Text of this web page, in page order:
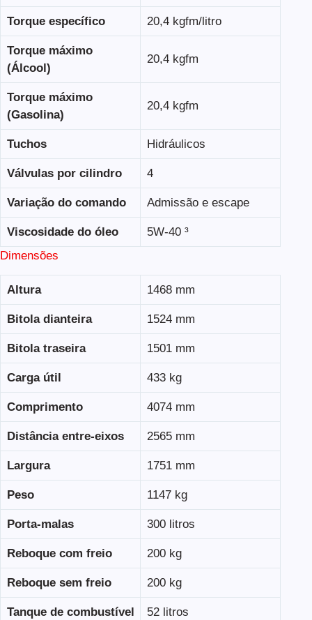
Torque específico 20,4 kgfm/litro
Torque máximo
(Álcool)
20,4 kgfm
Torque máximo
(Gasolina)
20,4 kgfm
Tuchos Hidráulicos
Válvulas por cilindro 4
Variação do comando Admissão e escape
Viscosidade do óleo
5W-40 ³
Dimensões
Altura 1468 mm
Bitola dianteira 1524 mm
Bitola traseira 1501 mm
Carga útil 433 kg
Comprimento 4074 mm
Distância entre-eixos 2565 mm
Largura 1751 mm
Peso 1147 kg
Porta-malas 300 litros
Reboque com freio 200 kg
Reboque sem freio 200 kg
Tanque de combustível 52 litros